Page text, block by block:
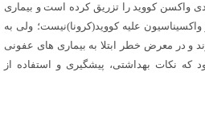
واکسن کووید را تزریق کرده است و بیماری
واکسیناسیون علیه کووید(کرونا)نیست؛ ولی به
و در معرض خطر ابتلا به بیماری های عفونی
نکات بهداشتی، پیشگیری و استفاده از